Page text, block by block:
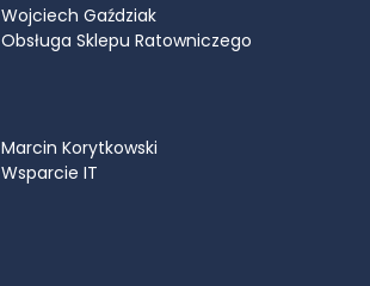
Wojciech Gaździak
Obsługa Sklepu Ratowniczego
Marcin Korytkowski
Wsparcie IT